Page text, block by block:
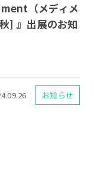
（メディメ
] 』出展のお知
お知らせ